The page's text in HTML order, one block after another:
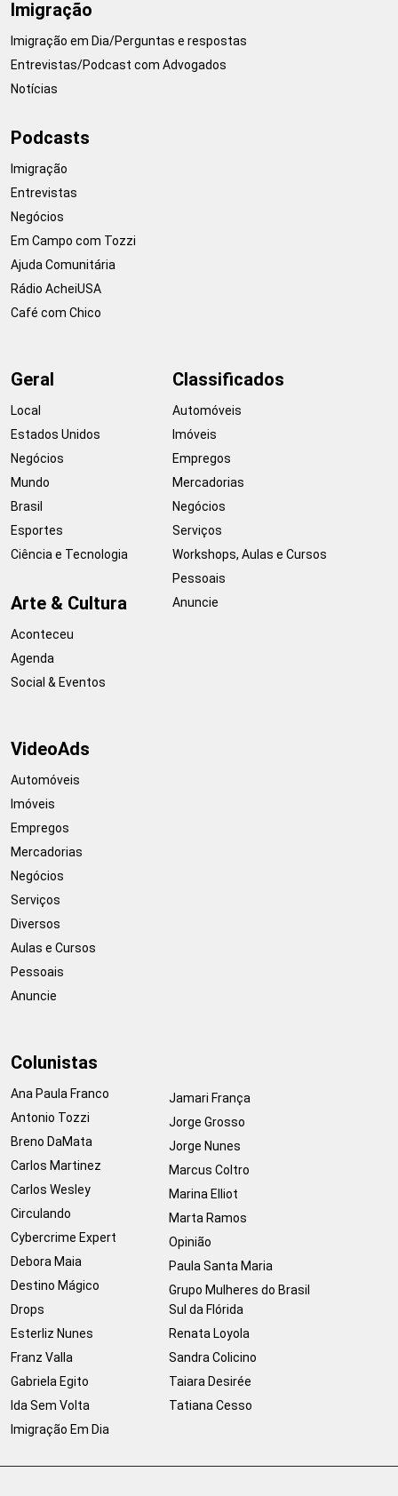
Imigração
Imigração em Dia/Perguntas e respostas
Entrevistas/Podcast com Advogados
Notícias
Podcasts
Imigração
Entrevistas
Negócios
Em Campo com Tozzi
Ajuda Comunitária
Rádio AcheiUSA
Café com Chico
Geral
Local
Estados Unidos
Negócios
Mundo
Brasil
Esportes
Ciência e Tecnologia
Arte & Cultura
Aconteceu
Agenda
Social & Eventos
Classificados
Automóveis
Imóveis
Empregos
Mercadorias
Negócios
Serviços
Workshops, Aulas e Cursos
Pessoais
Anuncie
VideoAds
Automóveis
Imóveis
Empregos
Mercadorias
Negócios
Serviços
Diversos
Aulas e Cursos
Pessoais
Anuncie
Colunistas
Ana Paula Franco
Antonio Tozzi
Breno DaMata
Carlos Martinez
Carlos Wesley
Circulando
Cybercrime Expert
Debora Maia
Destino Mágico
Drops
Esterliz Nunes
Franz Valla
Gabriela Egito
Ida Sem Volta
Imigração Em Dia
Jamari França
Jorge Grosso
Jorge Nunes
Marcus Coltro
Marina Elliot
Marta Ramos
Opinião
Paula Santa Maria
Grupo Mulheres do Brasil
Sul da Flórida
Renata Loyola
Sandra Colicino
Taiara Desirée
Tatiana Cesso